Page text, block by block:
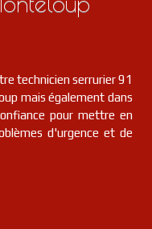
technicien serrurier 91
mais également dans
pour mettre en
d'urgence et de